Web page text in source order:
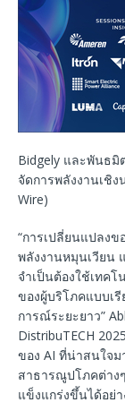
Bidgely และพันธ
จัดการพลังงานเชิง
Wire)
“การเปลี่ยนแปลง
พลังงานหมุนเวียน
จำเป็นต้องใช้เทค
ของผู้บริโภคแบบเ
การณ์ระยะยาว”
DistribuTECH
ของ AI ที่น่าสนใจ
สาธารณูปโภคต่าง
แข็งแกร่งขึ้นได้อย่า